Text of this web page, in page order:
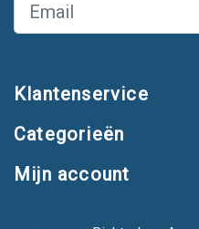
Klantenservice
Categorieën
Mijn account